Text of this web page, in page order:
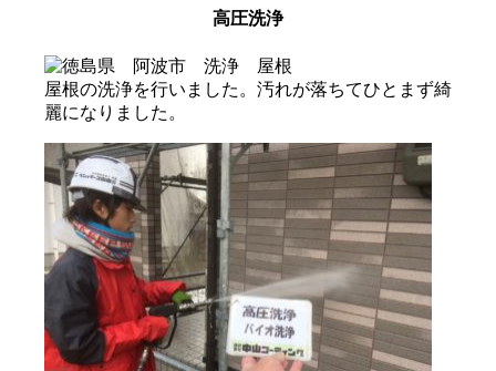
高圧洗浄
屋根の洗浄を行いました。汚れが落ちてひとまず綺
麗になりました。